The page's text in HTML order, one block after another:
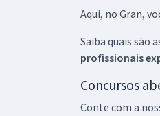
Aqui, no Gran,
Saiba quais são
profissionais
Concursos
Conte com a